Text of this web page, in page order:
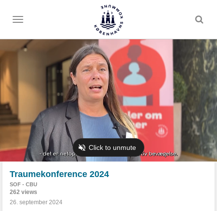
Toggle
Traumekonference 2024
SOF - CBU
262 views
26. september 2024